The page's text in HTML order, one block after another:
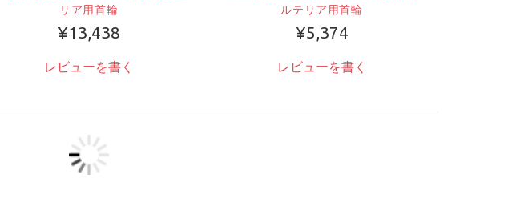
リア用首輪
¥13,438
レビューを書く
ルテリア用首輪
¥5,374
レビューを書く